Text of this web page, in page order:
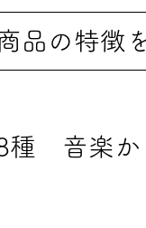
品の特徴
種 音楽か